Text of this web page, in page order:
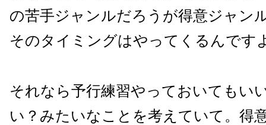
の苦手ジャンルだろうが得意ジャン
そのタイミングはやってくるんです
それなら予行練習やっておいてもい
い？みたいなことを考えていて。得